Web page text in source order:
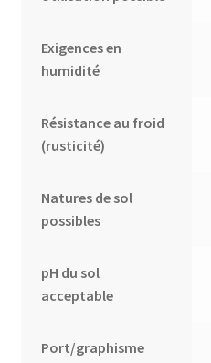
Exigences en
humidité
Résistance au froid
(rusticité)
Natures de sol
possibles
pH du sol
acceptable
Port/graphisme